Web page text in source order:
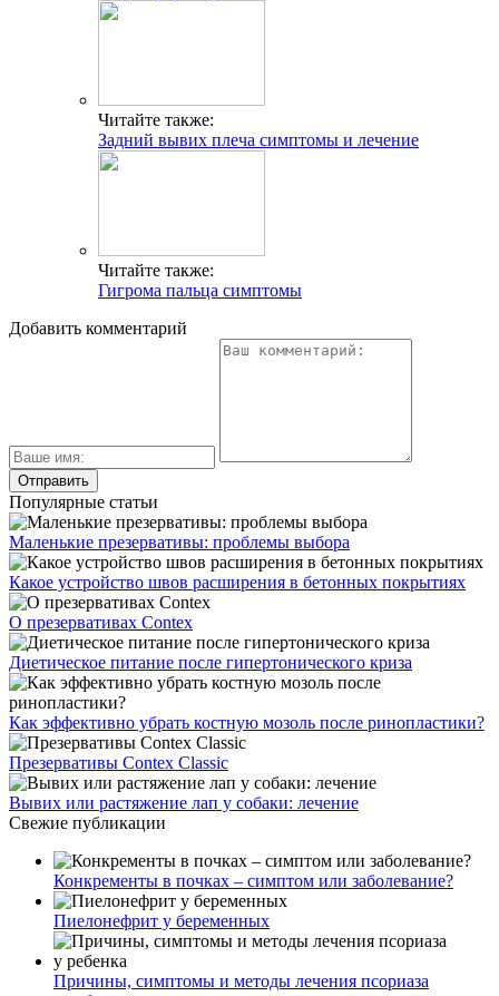
Читайте также:
Задний вывих плеча симптомы и лечение
Читайте также:
Гигрома пальца симптомы
Добавить комментарий
Популярные статьи
Маленькие презервативы: проблемы выбора
Какое устройство швов расширения в бетонных покрытиях
О презервативах Contex
Диетическое питание после гипертонического криза
Как эффективно убрать костную мозоль после ринопластики?
Презервативы Contex Classic
Вывих или растяжение лап у собаки: лечение
Свежие публикации
Конкременты в почках – симптом или заболевание?
Пиелонефрит у беременных
Причины, симптомы и методы лечения псориаза